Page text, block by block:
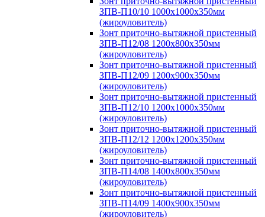
ЗПВ-П10/10 1000х1000х350мм
(жироуловитель)
Зонт приточно-вытяжной пристенный
ЗПВ-П12/08 1200х800х350мм
(жироуловитель)
Зонт приточно-вытяжной пристенный
ЗПВ-П12/09 1200х900х350мм
(жироуловитель)
Зонт приточно-вытяжной пристенный
ЗПВ-П12/10 1200х1000х350мм
(жироуловитель)
Зонт приточно-вытяжной пристенный
ЗПВ-П12/12 1200х1200х350мм
(жироуловитель)
Зонт приточно-вытяжной пристенный
ЗПВ-П14/08 1400х800х350мм
(жироуловитель)
Зонт приточно-вытяжной пристенный
ЗПВ-П14/09 1400х900х350мм
(жироуловитель)